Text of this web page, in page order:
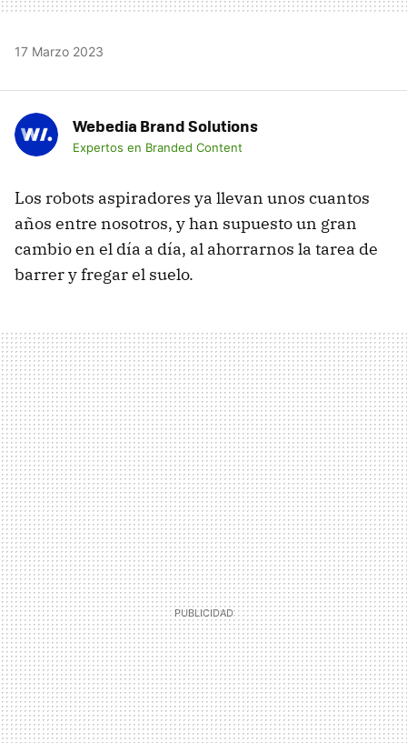
17 Marzo 2023
Webedia Brand Solutions
Expertos en Branded Content
Los robots aspiradores ya llevan unos cuantos
años entre nosotros, y han supuesto un gran
cambio en el día a día, al ahorrarnos la tarea de
barrer y fregar el suelo.